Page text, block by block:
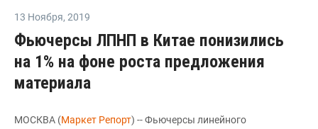
13 Ноября, 2019
Фьючерсы ЛПНП в Китае понизились
на 1% на фоне роста предложения
материала
МОСКВА (Маркет Репорт) -- Фьючерсы линейного